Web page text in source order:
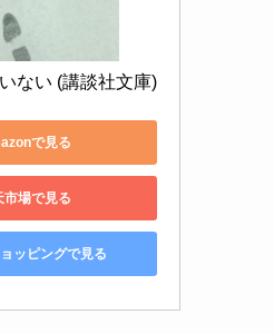
ない (講談社文庫)
で見る
市場で見る
ッピングで見る